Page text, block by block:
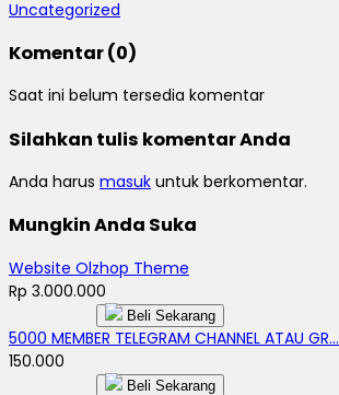
Uncategorized
Komentar (0)
Saat ini belum tersedia komentar
Silahkan tulis komentar Anda
Anda harus masuk untuk berkomentar.
Mungkin Anda Suka
Website Olzhop Theme
Rp 3.000.000
Beli Sekarang
5000 MEMBER TELEGRAM CHANNEL ATAU GR...
150.000
Beli Sekarang